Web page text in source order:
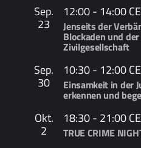
Sep.
23
12:00- 14:00
Jenseits der
Blockaden und
Zivilgesellschaft
Sep.
30
10:30- 12:00
Einsamkeit in der
erkennen und
Okt.
2
18:30- 21:00
TRUE CRIME